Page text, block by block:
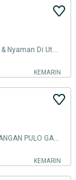
Dijual Rumah secondary Luas & Nyaman Di Utan Kayu, Matraman - Jakarta Timur Dekat Gerbang Tol Rawamangun
KEMARIN
RUMAH BARU 2 LANTAI DI PISANGAN PULO GADUNG JAKARTA TIMUR DEKAT TOL RAWAMANGUN
KEMARIN